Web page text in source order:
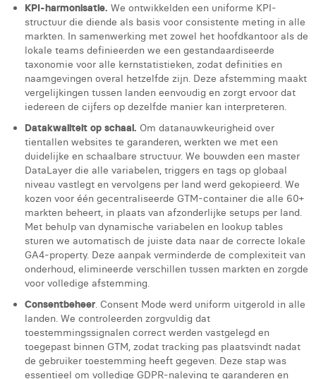
Louis Nassogne
Lucas Taels
Manon Houppertz
Margaux Marien
Margaux Snakkers
Mathias Segers
Matthias Langenaeker
Ninon Chevalier
Olivia Lohest
Pieter Maesmans
Sebastiaan Reeskamp
Sven Bosschem
Thomas Kurevic
KPI-harmonisatie. We ontwikkelden een uniforme KPI-
structuur die diende als basis voor consistente meting in alle
markten. In samenwerking met zowel het hoofdkantoor als de
lokale teams definieerden we een gestandaardiseerde
taxonomie voor alle kernstatistieken, zodat definities en
naamgevingen overal hetzelfde zijn. Deze afstemming maakt
vergelijkingen tussen landen eenvoudig en zorgt ervoor dat
iedereen de cijfers op dezelfde manier kan interpreteren.
Datakwaliteit op schaal. Om datanauwkeurigheid over
tientallen websites te garanderen, werkten we met een
duidelijke en schaalbare structuur. We bouwden een master
DataLayer die alle variabelen, triggers en tags op globaal
niveau vastlegt en vervolgens per land werd gekopieerd. We
kozen voor één gecentraliseerde GTM-container die alle 60+
markten beheert, in plaats van afzonderlijke setups per land.
Met behulp van dynamische variabelen en lookup tables
sturen we automatisch de juiste data naar de correcte lokale
GA4-property. Deze aanpak verminderde de complexiteit van
onderhoud, elimineerde verschillen tussen markten en zorgde
voor volledige afstemming.
Consentbeheer. Consent Mode werd uniform uitgerold in alle
landen. We controleerden zorgvuldig dat
toestemmingssignalen correct werden vastgelegd en
toegepast binnen GTM, zodat tracking pas plaatsvindt nadat
de gebruiker toestemming heeft gegeven. Deze stap was
essentieel om volledige GDPR-naleving te garanderen en